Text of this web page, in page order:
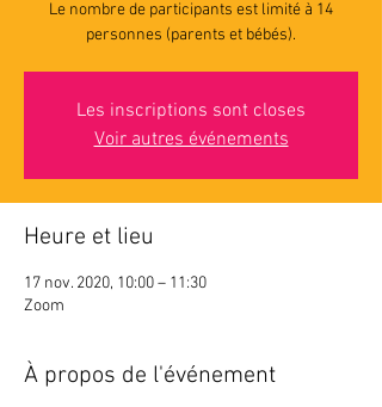
Le nombre de participants est limité à 14
personnes (parents et bébés).
Les inscriptions sont closes
Voir autres événements
Heure et lieu
17 nov. 2020, 10:00 – 11:30
Zoom
À propos de l'événement